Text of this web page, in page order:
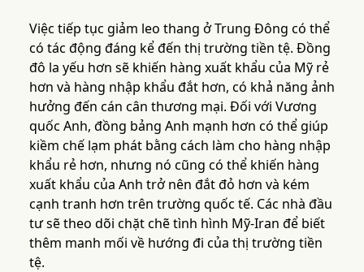
Việc tiếp tục giảm leo thang ở Trung Đông có thể
có tác động đáng kể đến thị trường tiền tệ. Đồng
đô la yếu hơn sẽ khiến hàng xuất khẩu của Mỹ rẻ
hơn và hàng nhập khẩu đắt hơn, có khả năng ảnh
hưởng đến cán cân thương mại. Đối với Vương
quốc Anh, đồng bảng Anh mạnh hơn có thể giúp
kiềm chế lạm phát bằng cách làm cho hàng nhập
khẩu rẻ hơn, nhưng nó cũng có thể khiến hàng
xuất khẩu của Anh trở nên đắt đỏ hơn và kém
cạnh tranh hơn trên trường quốc tế. Các nhà đầu
tư sẽ theo dõi chặt chẽ tình hình Mỹ-Iran để biết
thêm manh mối về hướng đi của thị trường tiền
tệ.